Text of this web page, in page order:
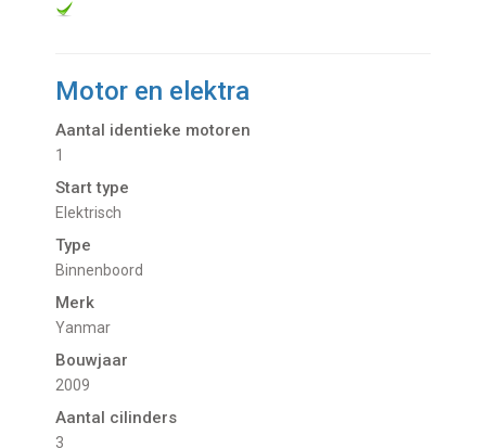
Motor en elektra
Aantal identieke motoren
1
Start type
Elektrisch
Type
Binnenboord
Merk
Yanmar
Bouwjaar
2009
Aantal cilinders
3